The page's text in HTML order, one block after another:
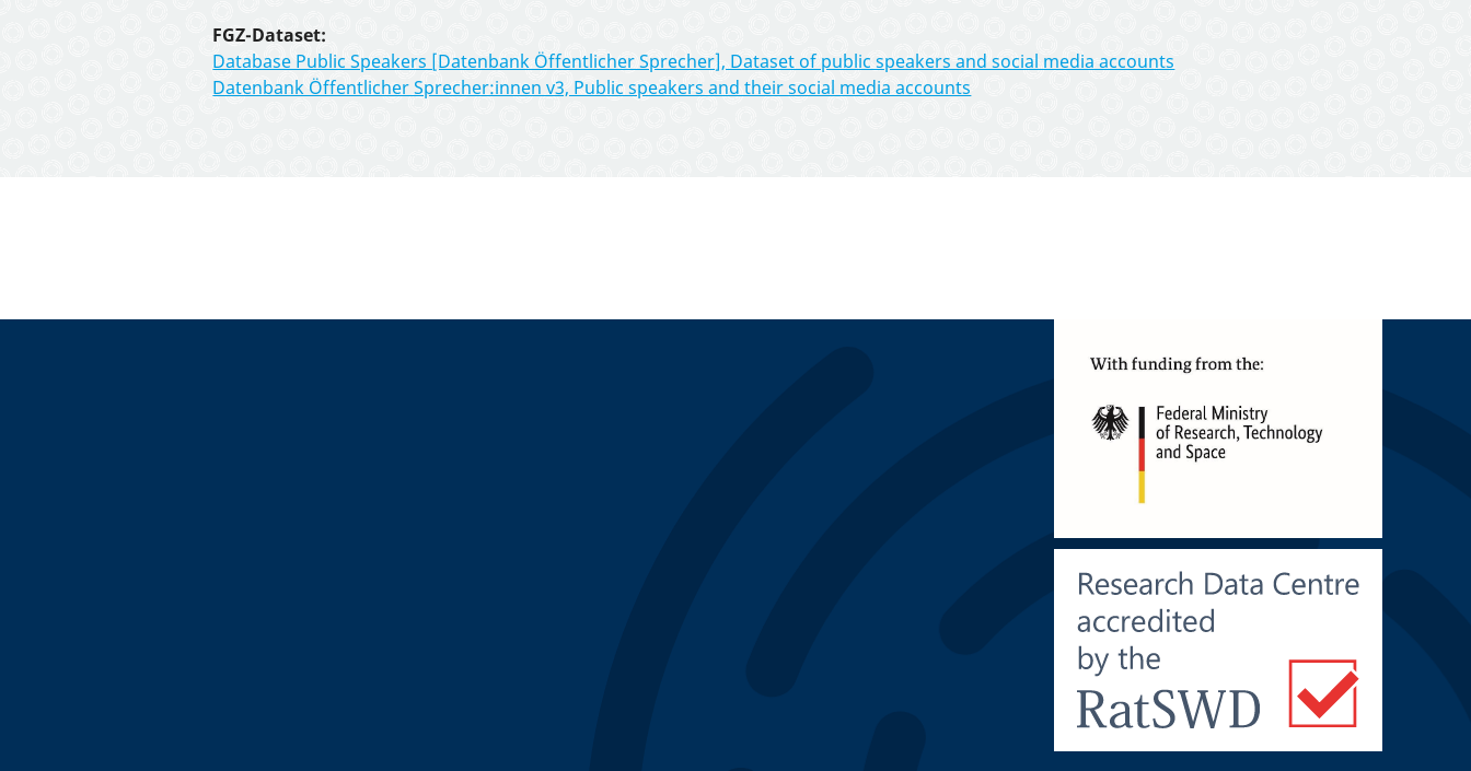
FGZ-Dataset:
Database Public Speakers [Datenbank Öffentlicher Sprecher], Dataset of public speakers and social media accounts
Datenbank Öffentlicher Sprecher:innen v3, Public speakers and their social media accounts